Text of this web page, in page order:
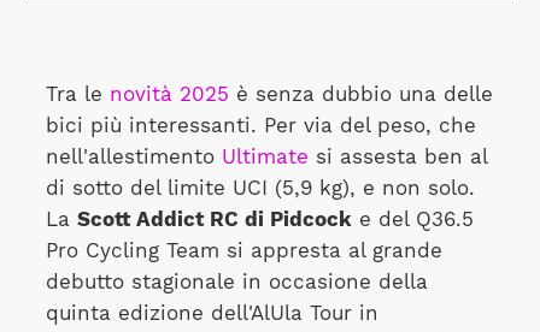
Tra le novità 2025 è senza dubbio una delle
bici più interessanti. Per via del peso, che
nell'allestimento Ultimate si assesta ben al
di sotto del limite UCI (5,9 kg), e non solo.
La Scott Addict RC di Pidcocke del Q36.5
Pro Cycling Team si appresta al grande
debutto stagionale in occasione della
quinta edizione dell'AlUla Tour in